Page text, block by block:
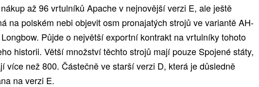
až 96 vrtulníků Apache v nejnovější verzi E, ale ještě
na polském nebi objevit osm pronajatých strojů ve variantě AH-
Půjde o největší exportní kontrakt na vrtulníky tohoto
historii. Větší množství těchto strojů mají pouze Spojené státy,
více než 800. Částečně ve starší verzi D, která je důsledně
na verzi E.